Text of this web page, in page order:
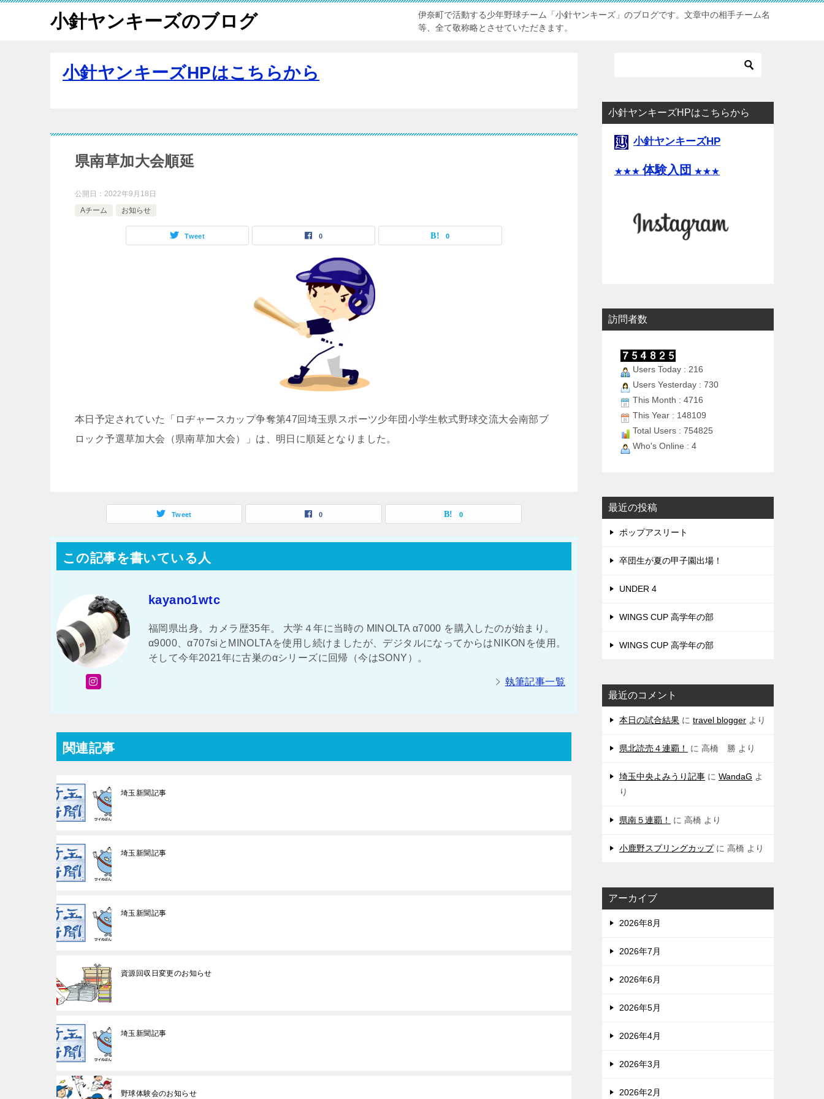
小針ヤンキーズのブログ
伊奈町で活動する少年野球チーム「小針ヤンキーズ」のブログです。文章中の相手チーム名
等、全て敬称略とさせていただきます。
小針ヤンキーズHPはこちらから
県南草加大会順延
公開日： 2022年9月18日
Aチーム
お知らせ
Tweet 0 0
本日予定されていた「ロヂャースカップ争奪第47回埼玉県スポーツ少年団小学生軟式野球交流大会南部ブ
ロック予選草加大会（県南草加大会）」は、明日に順延となりました。
Tweet 0 0
この記事を書いている人
kayano1wtc
福岡県出身。カメラ歴35年。 大学４年に当時の MINOLTA α7000 を購入したのが始まり。
α9000、α707siとMINOLTAを使用し続けましたが、デジタルになってからはNIKONを使用。
そして今年2021年に古巣のαシリーズに回帰（今はSONY）。
執筆記事一覧
関連記事
埼玉新聞記事
埼玉新聞記事
埼玉新聞記事
資源回収日変更のお知らせ
埼玉新聞記事
野球体験会のお知らせ
小針ヤンキーズHPはこちらから
小針ヤンキーズHP
★★★ 体験入団 ★★★
訪問者数
Users Today : 216
Users Yesterday : 730
This Month : 4716
This Year : 148109
Total Users : 754825
Who's Online : 4
最近の投稿
ポップアスリート
卒団生が夏の甲子園出場！
UNDER 4
WINGS CUP 高学年の部
WINGS CUP 高学年の部
最近のコメント
本日の試合結果 に travel blogger より
県北読売４連覇！ に 高橋 勝 より
埼玉中央よみうり記事 に WandaG よ
り
県南５連覇！ に 高橋 より
小鹿野スプリングカップに 高橋 より
アーカイブ
2026年8月
2026年7月
2026年6月
2026年5月
2026年4月
2026年3月
2026年2月